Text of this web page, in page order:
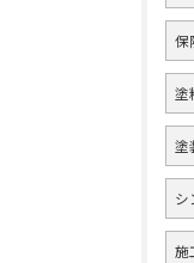
保
塗
塗
シ
施